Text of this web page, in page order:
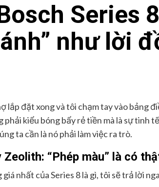
Series
như lời
lắp đặt xong và tôi chạm tay vào bảng
phải kiểu bóng bẩy rẻ tiền mà là sự tinh
ta cần là nó phải làm việc ra trò.
Zeolith: “Phép màu” là có
nhất của Series 8 là gì, tôi sẽ trả lời